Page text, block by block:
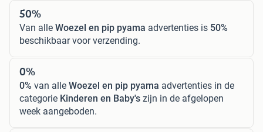
50%
Van alle Woezel en pip pyama advertenties is 50%
beschikbaar voor verzending.
0%
0% van alle Woezel en pip pyama advertenties in de
categorie Kinderen en Baby's zijn in de afgelopen
week aangeboden.